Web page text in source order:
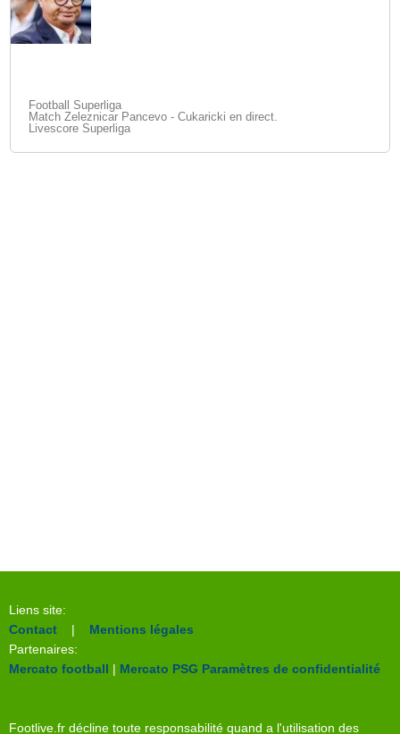
Football Superliga
Match Zeleznicar Pancevo - Cukaricki en direct.
Livescore Superliga
Liens site:
Contact | Mentions légales
Partenaires:
Mercato football | Mercato PSG Paramètres de confidentialité
Footlive.fr décline toute responsabilité quand a l'utilisation des